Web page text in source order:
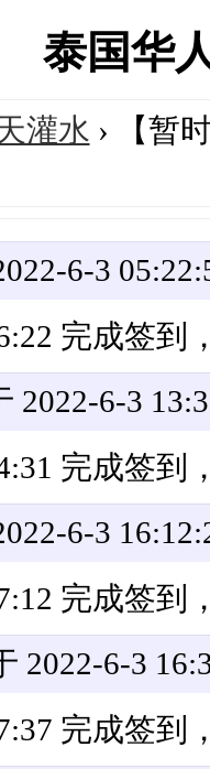
泰国华
灌水 › 【暂
6-3
完成签到
2022-6-3
完成签到
6-3
完成签到
2022-6-3
完成签到